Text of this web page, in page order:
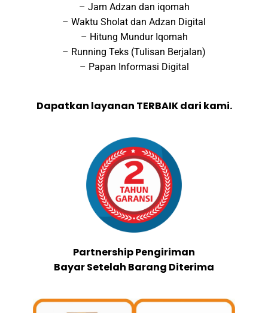
– Jam Adzan dan iqomah
– Waktu Sholat dan Adzan Digital
– Hitung Mundur Iqomah
– Running Teks (Tulisan Berjalan)
– Papan Informasi Digital
Dapatkan layanan TERBAIK dari kami.
Partnership Pengiriman
Bayar Setelah Barang Diterima